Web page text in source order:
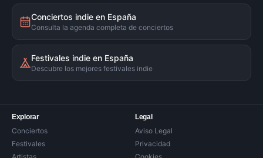
Conciertos indie en España
Consulta la agenda completa de conciertos
Festivales indie en España
Descubre los mejores festivales indie
Explorar
Conciertos
Festivales
Legal
Aviso Legal
Privacidad